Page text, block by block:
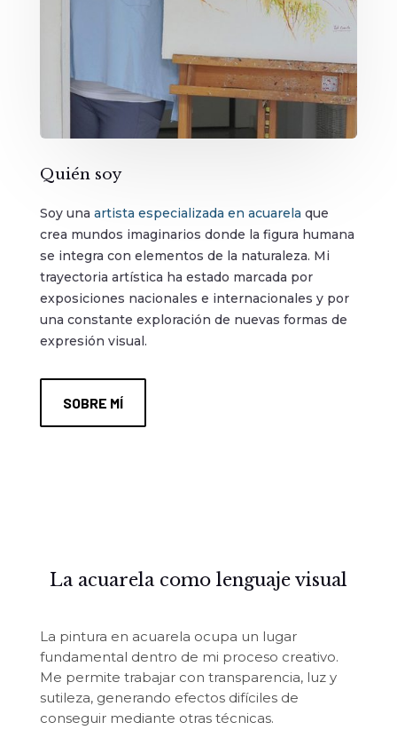
Quién soy
Soy una artista especializada en acuarela que
crea mundos imaginarios donde la figura humana
se integra con elementos de la naturaleza. Mi
trayectoria artística ha estado marcada por
exposiciones nacionales e internacionales y por
una constante exploración de nuevas formas de
expresión visual.
SOBRE MÍ
La acuarela como lenguaje visual
La pintura en acuarela ocupa un lugar
fundamental dentro de mi proceso creativo.
Me permite trabajar con transparencia, luz y
sutileza, generando efectos difíciles de
conseguir mediante otras técnicas.